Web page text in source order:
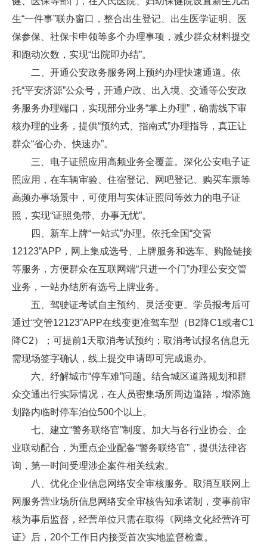
生“一件事”联办窗口，整合出生登记、出生医学证明、医
保参保、社保卡申领等多个办理事项，减少群众材料提交
和跑动次数，实现“出院即办结”。
二、开通公安政务服务网上预约办理快速通道。依
托“平安济源”公众号，开通户政、出入境、交通等公安政
务服务办理端口，实现部分业务“掌上办理”，确需线下审
核办理的业务，提供“预约式、指南式”办理指导，真正让
群众“省心办、快速办”。
三、电子证照应用高频业务全覆盖。深化公安电子证
照应用，在车辆审验、住宿登记、网吧登记、购买车票等
高频办事场景中，可使用与实体证照同等效力的电子证
照，实现“证照免带、办事无忧”。
四、新车上牌“一站式”办理。依托全国“交管
12123”APP，网上集成选号、上牌服务和选车、购险链接
等服务，方便群众在互联网端“只进一个门”办理公安交管
业务，一站办结所有选号上牌业务。
五、驾驶证考试自主预约、灵活变更。学员报考后可
通过“交管12123”APP在线变更准驾车型（B2降C1或者C1
降C2）；可提前1天取消考试预约；取消考试报名信息无
需现场签字确认，线上提交申请即可完成退办。
六、纾解城市“停车难”问题。结合城区道路规划和群
众交通出行实际情况，在人员密集场所周边道路，增添施
划路内临时停车泊位500个以上。
七、建立“警务联络官”制度。加大与各行业协会、企
业联动配合，为重点企业配备“警务联络官”，提供法律咨
询，第一时间受理涉企案件相关线索。
八、优化企业信息网络安全审核服务。取消互联网上
网服务营业场所信息网络安全审核告知承诺制，变事前审
核为事后监督，经营单位只需在取得《网络文化经营许可
证》后，20个工作日内接受首次实地监督检查。